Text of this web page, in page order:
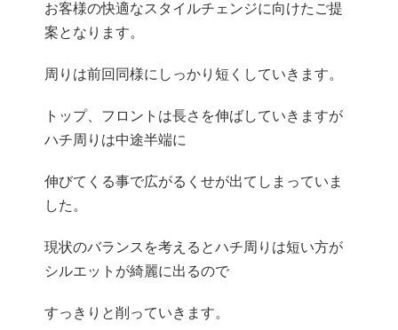
お客様の快適なスタイルチェンジに向けたご提
案となります。
周りは前回同様にしっかり短くしていきます。
トップ、 フロントは長さを伸ばしていきますが
ハチ周りは中途半端に
伸びて くる事で広がるくせが出てしまっていま
した。
現状のバランスを考えるとハチ周りは短い方が
シルエットが綺麗に出るので
すっきりと削っていきます。